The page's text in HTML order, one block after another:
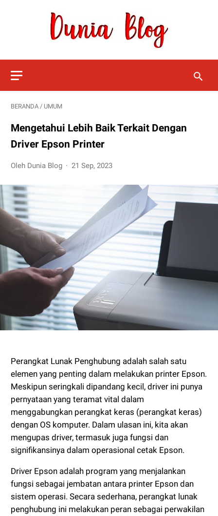
BERANDA / UMUM
Mengetahui Lebih Baik Terkait Dengan
Driver Epson Printer
Oleh Dunia Blog 21 Sep, 2023
Perangkat Lunak Penghubung adalah salah satu
elemen yang penting dalam melakukan printer Epson.
Meskipun seringkali dipandang kecil, driver ini punya
pernyataan yang teramat vital dalam
menggabungkan perangkat keras (perangkat keras)
dengan OS komputer. Dalam ulasan ini, kita akan
mengupas driver, termasuk juga fungsi dan
signifikansinya dalam operasional cetak Epson.
Driver Epson adalah program yang menjalankan
fungsi sebagai jembatan antara printer Epson dan
sistem operasi. Secara sederhana, perangkat lunak
penghubung ini melakukan peran sebagai perwakilan